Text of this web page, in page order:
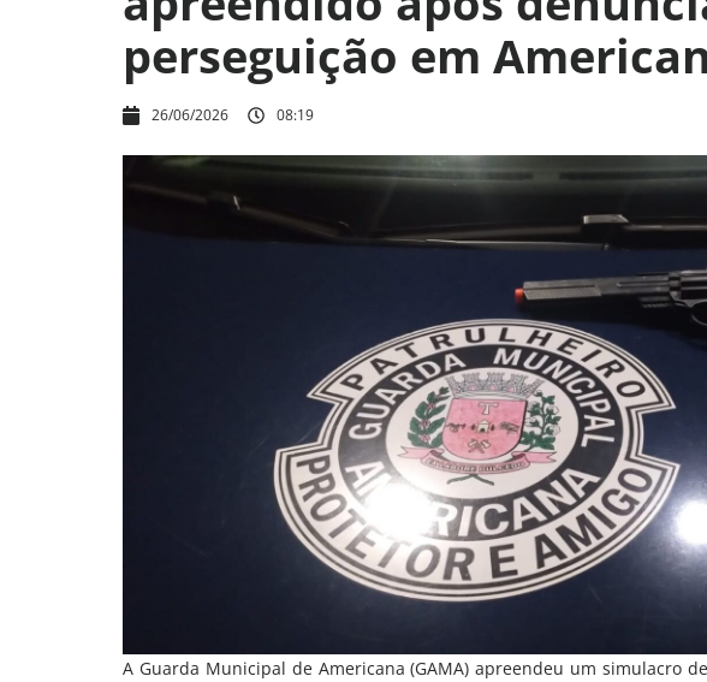
perseguição em
26/06/2026 08:19
A Guarda Municipal de Americana (GAMA) apreendeu um simulacro